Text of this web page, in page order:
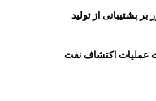
پشتیبانی از تولید